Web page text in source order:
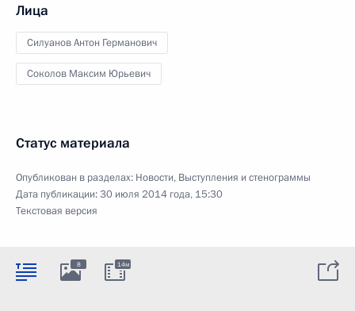
Лица
Силуанов Антон Германович
Соколов Максим Юрьевич
Статус материала
Опубликован в разделах: Новости, Выступления и стенограммы
Дата публикации:30 июля 2014 года, 15:30
Текстовая версия
8 14м